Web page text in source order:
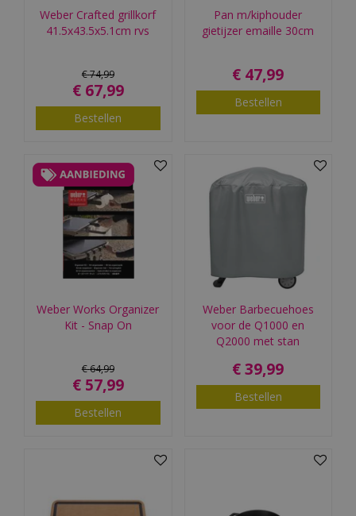
Weber Crafted grillkorf
41.5x43.5x5.1cm rvs
€74,99
€ 67,99
Bestellen
Pan m/kiphouder
gietijzer emaille 30cm
€ 47,99
Bestellen
Weber Works Organizer
Kit - Snap On
€64,99
€ 57,99
Bestellen
Weber Barbecuehoes
voor de Q1000 en
Q2000 met stan
€ 39,99
Bestellen